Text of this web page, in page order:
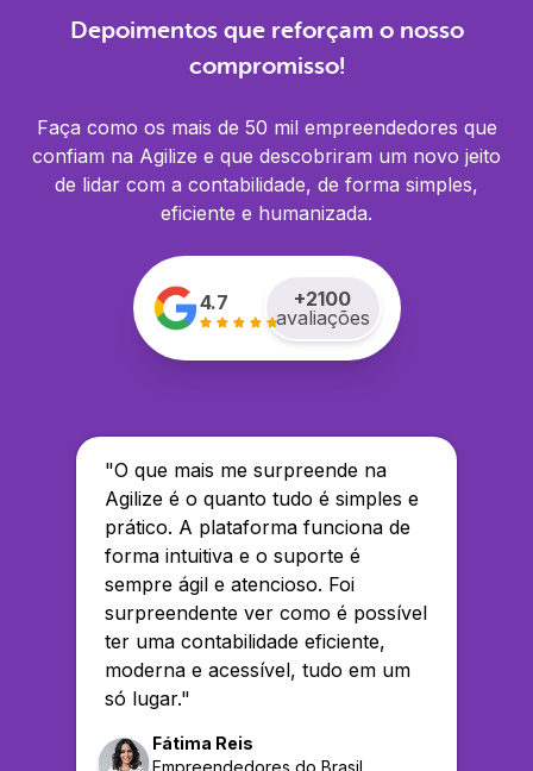
Depoimentos que reforçam o nosso
compromisso!
Faça como os mais de 50 mil empreendedores que
confiam na Agilize e que descobriram um novo jeito
de lidar com a contabilidade, de forma simples,
eficiente e humanizada.
4.7 +2100
avaliações
"O que mais me surpreende na
Agilize é o quanto tudo é simples e
prático. A plataforma funciona de
forma intuitiva e o suporte é
sempre ágil e atencioso. Foi
surpreendente ver como é possível
ter uma contabilidade eficiente,
moderna e acessível, tudo em um
só lugar."
Fátima Reis
Empreendedores do Brasil